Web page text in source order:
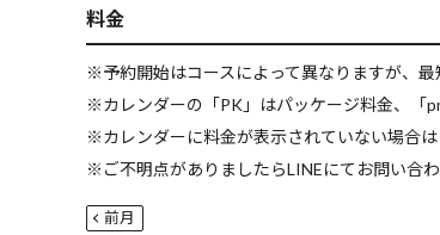
料金
※予約開始はコースによって異なりますが、最
※カレンダーの「PK」はパッケージ料金、「
※カレンダーに料金が表示されていない場合は
※ご不明点がありましたらLINEにてお問い合
前月